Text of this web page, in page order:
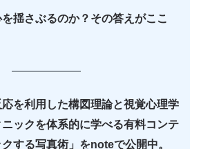
揺さぶるのか？その答えがここ
を利用した構図理論と視覚心理学
ックを体系的に学べる有料コンテ
する写真術」をnoteで公開中。